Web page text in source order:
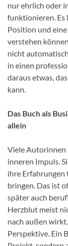
nur ehrlich oder
funktionieren. Es
Position und
verstehen
nicht
in einen
daraus etwas,
kann.
Das Buch als
allein
Viele Autorinnen
inneren Impuls.
ihre Erfahrungen
bringen. Das ist
später auch
Herzblut meist
nach außen
Perspektive. Ein